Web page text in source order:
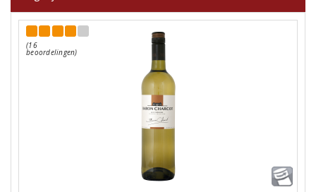
(16
beoordelingen)